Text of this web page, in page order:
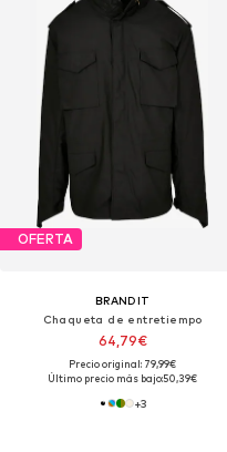
OFERTA
BRANDIT
Chaqueta de entretiempo
64,79€
Precio original: 79,99€
Último precio más bajo:50,39€
+3